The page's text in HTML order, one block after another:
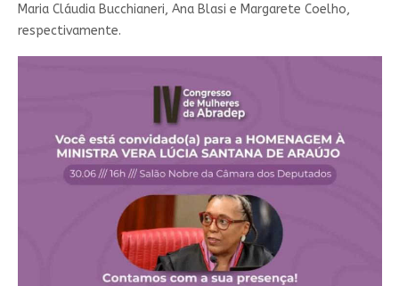
Maria Cláudia Bucchianeri, Ana Blasi e Margarete Coelho,
respectivamente.